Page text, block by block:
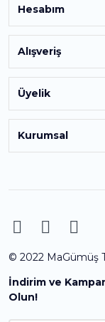
Hesabım
Alışveriş
Üyelik
Kurumsal
© 2022 MaGümüş
İndirim ve
Olun!